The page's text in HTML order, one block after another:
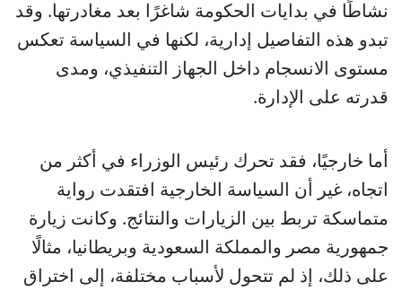
نشاطًا في بدايات الحكومة شاغرًا بعد مغادرتها. وقد
تبدو هذه التفاصيل إدارية، لكنها في السياسة تعكس
مستوى الانسجام داخل الجهاز التنفيذي، ومدى
قدرته على الإدارة.
أما خارجيًا، فقد تحرك رئيس الوزراء في أكثر من
اتجاه، غير أن السياسة الخارجية افتقدت رواية
متماسكة تربط بين الزيارات والنتائج. وكانت زيارة
جمهورية مصر والمملكة السعودية وبريطانيا، مثالًا
على ذلك، إذ لم تتحول لأسباب مختلفة، إلى اختراق